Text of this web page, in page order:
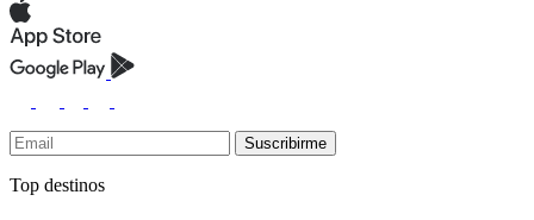
Suscribirme
Top destinos